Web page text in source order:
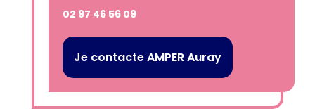
02 97 46 56 09
Je contacte AMPER Auray